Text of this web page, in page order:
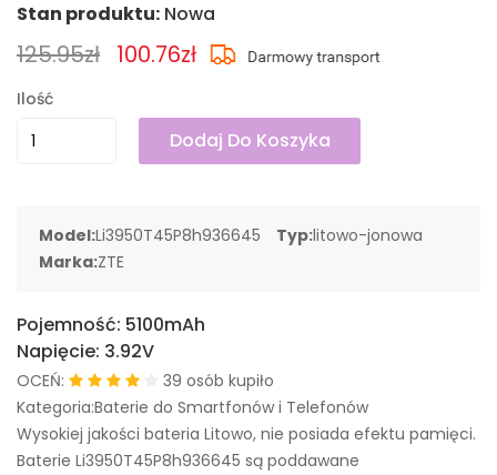
Stan produktu: Nowa
125.95zł 100.76zł
Ilość
Dodaj Do Koszyka
Model:Li3950T45P8h936645 Typ:litowo-jonowa
Marka:ZTE
Pojemność: 5100mAh
Napięcie: 3.92V
OCEŃ:
39 osób kupiło
Kategoria:Baterie do Smartfonów i Telefonów
Wysokiej jakości bateria Litowo, nie posiada efektu pamięci.
Baterie Li3950T45P8h936645 są poddawane